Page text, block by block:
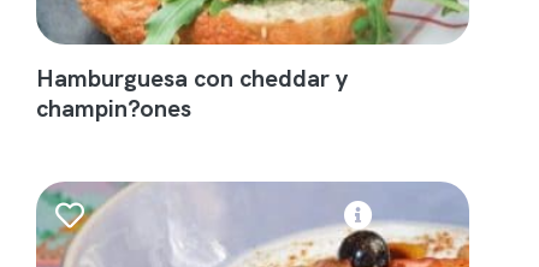
Hamburguesa con cheddar y
champin?ones